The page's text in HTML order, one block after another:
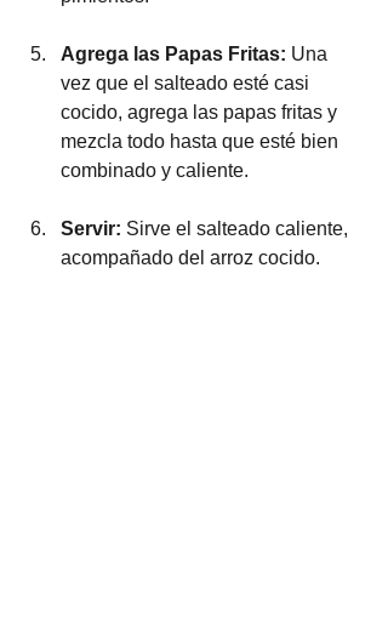
Agrega las Papas Fritas: Una
vez que el salteado esté casi
cocido, agrega las papas fritas y
mezcla todo hasta que esté bien
combinado y caliente.
Servir: Sirve el salteado caliente,
acompañado del arroz cocido.